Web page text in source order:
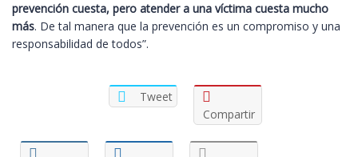
prevención cuesta, pero atender a una víctima cuesta mucho
más. De tal manera que la prevención es un compromiso y una
responsabilidad de todos”.
Tweet
Compartir